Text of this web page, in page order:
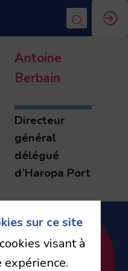
Antoine
Berbain
Directeur
général
délégué
d’Haropa Port
à
sur ce site
visant à